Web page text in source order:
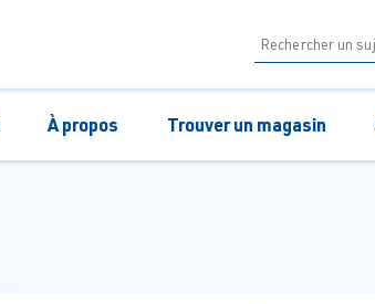
À propos Trouver un magasin